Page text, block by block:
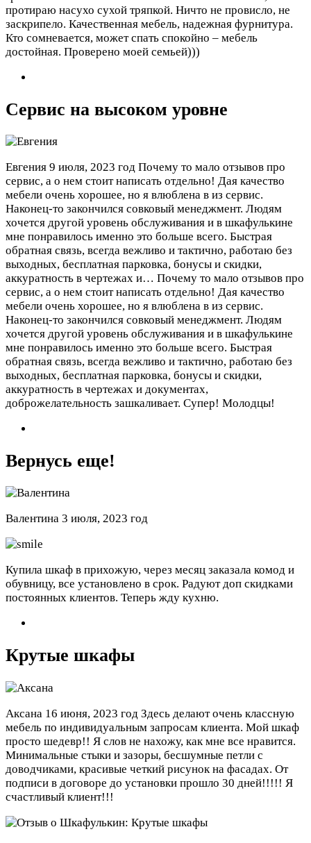
протираю насухо сухой тряпкой. Ничто не провисло, не
заскрипело. Качественная мебель, надежная фурнитура.
Кто сомневается, может спать спокойно – мебель
достойная. Проверено моей семьей)))
Сервис на высоком уровне
Евгения 9 июля, 2023 год Почему то мало отзывов про
сервис, а о нем стоит написать отдельно! Дая качество
мебели очень хорошее, но я влюблена в из сервис.
Наконец-то закончился совковый менеджмент. Людям
хочется другой уровень обслуживания и в шкафулькине
мне понравилось именно это больше всего. Быстрая
обратная связь, всегда вежливо и тактично, работаю без
выходных, бесплатная парковка, бонусы и скидки,
аккуратность в чертежах и… Почему то мало отзывов про
сервис, а о нем стоит написать отдельно! Дая качество
мебели очень хорошее, но я влюблена в из сервис.
Наконец-то закончился совковый менеджмент. Людям
хочется другой уровень обслуживания и в шкафулькине
мне понравилось именно это больше всего. Быстрая
обратная связь, всегда вежливо и тактично, работаю без
выходных, бесплатная парковка, бонусы и скидки,
аккуратность в чертежах и документах,
доброжелательность зашкаливает. Супер! Молодцы!
Вернусь еще!
Валентина 3 июля, 2023 год
Купила шкаф в прихожую, через месяц заказала комод и
обувницу, все установлено в срок. Радуют доп скидками
постоянных клиентов. Теперь жду кухню.
Крутые шкафы
Аксана 16 июня, 2023 год Здесь делают очень классную
мебель по индивидуальным запросам клиента. Мой шкаф
просто шедевр!! Я слов не нахожу, как мне все нравится.
Минимальные стыки и зазоры, бесшумные петли с
доводчиками, красивые четкий рисунок на фасадах. От
подписи в договоре до установки прошло 30 дней!!!!! Я
счастливый клиент!!!